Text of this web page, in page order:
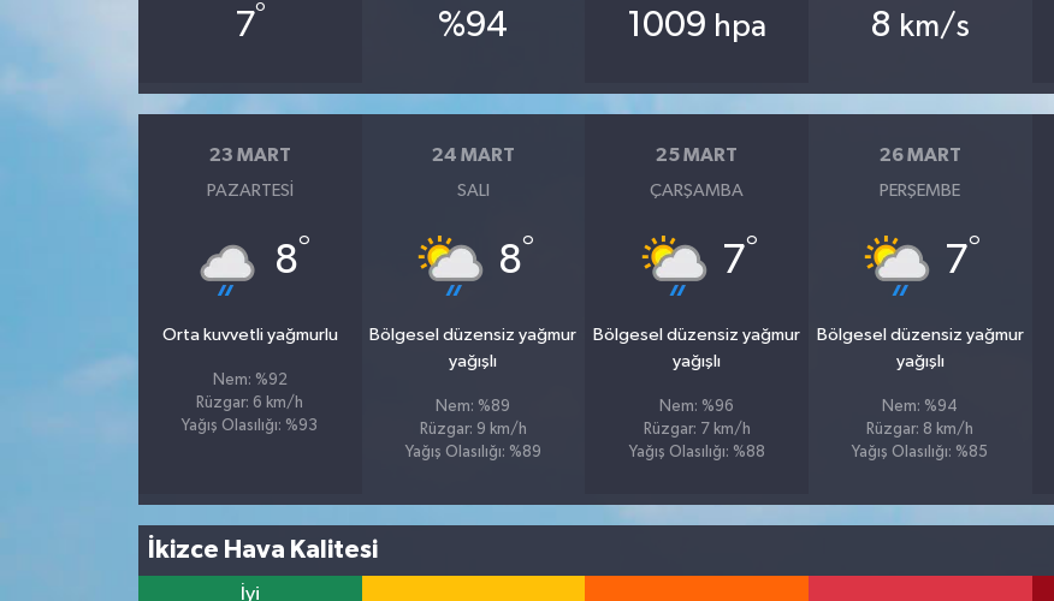
7° %94 1009 hpa 8 km/s
23 MART
PAZARTESI
8°
Orta kuvvetli yağmurlu
Nem: %92
Rüzgar: 6 km/h
Yağış Olasılığı: %93
24 MART
SALI
8°
Bölgesel düzensiz yağmur
yağışlı
Nem: %89
Rüzgar: 9 km/h
Yağış Olasılığı: %89
25 MART
ÇARŞAMBA
7°
Bölgesel düzensiz yağmur
yağışlı
Nem: %96
Rüzgar: 7 km/h
Yağış Olasılığı: %88
26 MART
PERŞEMBE
7°
Bölgesel düzensiz yağmur
yağışlı
Nem: %94
Rüzgar: 8 km/h
Yağış Olasılığı: %85
İkizce Hava Kalitesi
İyi